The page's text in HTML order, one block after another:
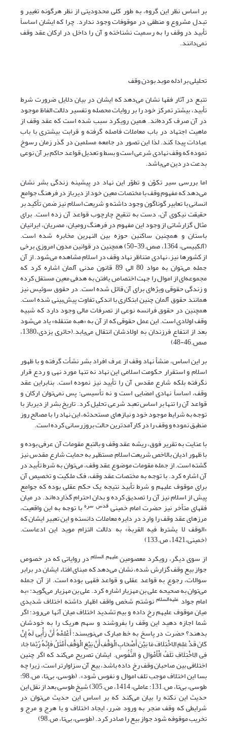
بر اساس نظر این گروه، به طور کلی محدودیتی از نظر هرگونه تغییر و
تبدل مشروع و منطقی در موقوفات وجود ندارد. چرا که ایشان اساساً
تأبید در وقف را به رسمیت نشناخته و آن را داخل در ارکان عقد وقف
نمی‌دانند.
تحلیلی بر ادله موبد بودن وقف
تتبع در آثار فقها نشان می‌دهد که ایشان در بیان دلایل ضرورت شرط
تأبید، بیشتر تمرکز خود را بر روایات محصله و تفسیر دلالت الفاظ موجود
در آن صرف کرده‌اند. همین رویکرد سبب شده است که عقد وقف از
ماهیت اجتهاد در باب معاملات فاصله گرفته و قرابت بیشتری با باب
عبادات پیدا کند. لذا این تصور در جامعه مسلمین در گذر زمان رسوخ
نموده که وقف نهادی شرعی است و بسط و تعدیل قواعد حاکم بر آن نوعی
بدعت در دین می‌باشد.
اما بررسی سیر تکوّن و تطوّر این نهاد در پیشینه زندگی بشر نشان
می‌دهد که مفهوم وقف با مختصات معین خود از دیرباز در فرهنگ جوامع
انسانی با تعابیر گوناگون وجود داشته و شریعت اسلام نیز ضمن تأکید بر
حقیقت نیکوی آن، دست به تنقیح چارچوب قواعد آن زده است. برای
مثال گزارشاتی از وجود این مفهوم در فرهنگ رومیان، مصریان، ایرانیان
باستان و همچنین ساکنین حوزه بین النهرین مخابره شده است.
(آلکبیسی، 1364، صص.39-50) همچنین در قوانین مدون امروزی برخی
از کشورها نیز، نهادی متناظر نهاد وقف در اسلام مشاهده می‌شود. از آن
جمله می‌توان به مواد 80 الی 89 قانون مدنی آلمان اشاره کرد که
مجموعه‌ای از اموال را جهت اختصاص یافتن به هدفی معین مستقل کرده
و زندگی حقوقی ویژه‌ای برای آن قائل شده است. در حقوق سوئیس نیز
همانند حقوق آلمان چنین ابتکاری با اندکی تفاوت پیش‌بینی شده است.
همچنین در حقوق فرانسه نوعی از تصرفات مالی وجود دارد که شبیه
وقف اولادی است. این عمل حقوقی که از آن به «هبه متنقله» یاد می‌شود
بعد از انتفاع فرزندان به اولادشان انتقال می‌یابد.(حائری یزدی،1380،
صص.46-48)
بر این اساس، منشأ نهاد وقف از عرف افراد بشر نشأت گرفته و با ظهور
اسلام و استقرار حکومت اسلامی این نهاد نه تنها مورد نهی و ردع قرار
نگرفته بلکه شارع مقدس آن را تأیید نیز نموده است. بنابراین عقد
وقف، اساساً نهادی امضایی است و نه تأسیسی؛ پس نمی‌توان ارکان و
قواعد آن را تنها بر اساس تعبد شرعی تحلیل کرد. تاریخ بشر از دیرباز با
توجه به شرایط موجود خود و نیازهای مستحدثه، این نهاد را با مصالح روز
منطبق نموده و وقف را در کارآمدترین حالت بروزرسانی کرده است.
با عنایت به تقریر فوق، ریشه عقد وقف و بالتبع مقومات آن عرفی بوده و
با ظهور ادیان بالاخص شریعت اسلام مستظهر به حمایت شارع مقدس نیز
گشته است. از جمله مقومات موضوع عقد وقف، می‌‌توان به شرط تأبید در
آن اشاره کرد. با توجه به مختصات عقد وقف، فک ملکیت و تخصیص آن
برای موقوف علیهم و شرط تأبید نتیجه یک حکم عقلی بوده که جوامع
پیش از اسلام نیز آن را تصدیق کرده و بدان احترام گذارده‌اند. در میان
فقهای متأخر نیز حضرت امام خمینیقدس سرهبا توجه به این واقعیت،
مرزهای عقد وقف را وارد در دایره معاملات دانسته و این تعبیر ایشان که
«الوقف لا یشترط فیه القربة» به دلالت التزام موید این ادعاست.
(خمینی،1421، ص.133)
از سوی دیگر، رویکرد معصومینعلیهم السلامدر روایاتی که در خصوص
جواز بیع وقف گزارش شده، نشان می‌دهد که مبنای افتاء ایشان در برابر
سوالات، رجوع به قواعد عقلی و قواعد فقهی بوده است. از آن جمله
می‌توان به صحیحه علی بن مهزیار اشاره کرد. علی بن مهزیار می‌گوید: «به
امام جواد علیه‌السلامنوشتم شخص واقف اظهار داشته اختلاف شدیدی
میان موقوف علیهم رخ داده و بیم تشدید اختلاف میان آنها می‌رود؛ اگر
شما اجازه دهید این وقف را بفروشند و سهم هریک را به خودشان
بدهند؟ حضرت در پاسخ به خط مبارک می‌نویسند: أَعْلِمْهُ أَنَّ رَأْیِی لَهُ إِنْ
کَانَ قَدْ عَلِمَ الِاخْتِلَافَ مَا بَیْنَ أَصْحَابِ الْوَقْفِ أَنَّ بَیْعَ‌ الْوَقْفِ أَمْثَلُ فَإِنَّهُ رُبَّمَا جَاءَ
فِی الِاخْتِلَافِ تَلَفُ الْأَمْوَالِ وَ النُّفُوسِ. ایشان تصریح می‌کند که اگر چنین
اختلافی بین صاحبان وقف رخ داده باشد، بیع آن سزاوارتر است، زیرا چه
بسا این اختلاف موجب تلف اموال و نفوس شود». (طوسی، بی‌تا، ص.98؛
طوسی، بی‌تا، ص.131؛ عاملی، 1414، ص.305) شیخ طوسی بعد از نقل این
حدیث این نکته را بیان می‌کند که بر اساس این حدیث می‌توان در
شرایطی که وقف منجر به ورود ضرر، ایجاد اختلاف و یا هرج و مرج و
تخریب موقوفه شود جواز بیع را صادر کرد. (طوسی، بی‌تا، ص.98)